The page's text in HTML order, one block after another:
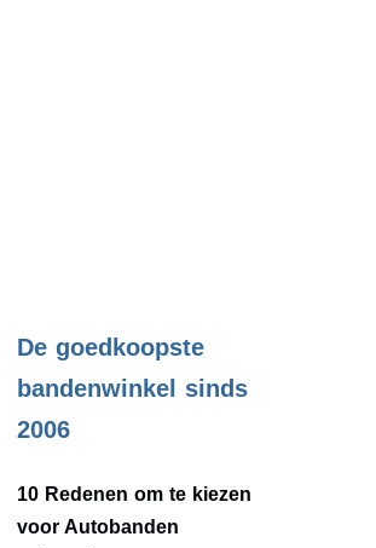
De goedkoopste
bandenwinkel sinds
2006
10 Redenen om te kiezen
voor Autobanden